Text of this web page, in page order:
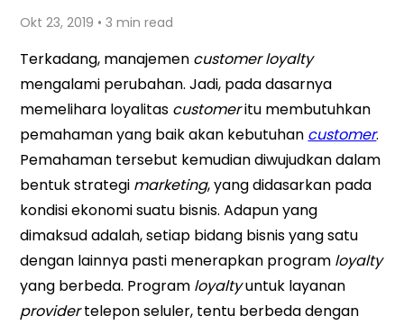
Okt 23, 2019 • 3 min read
Terkadang, manajemen customer loyalty
mengalami perubahan. Jadi, pada dasarnya
memelihara loyalitas customeritu membutuhkan
pemahaman yang baik akan kebutuhan customer.
Pemahaman tersebut kemudian diwujudkan dalam
bentuk strategi marketing, yang didasarkan pada
kondisi ekonomi suatu bisnis. Adapun yang
dimaksud adalah, setiap bidang bisnis yang satu
dengan lainnya pasti menerapkan program loyalty
yang berbeda. Program loyaltyuntuk layanan
providertelepon seluler, tentu berbeda dengan